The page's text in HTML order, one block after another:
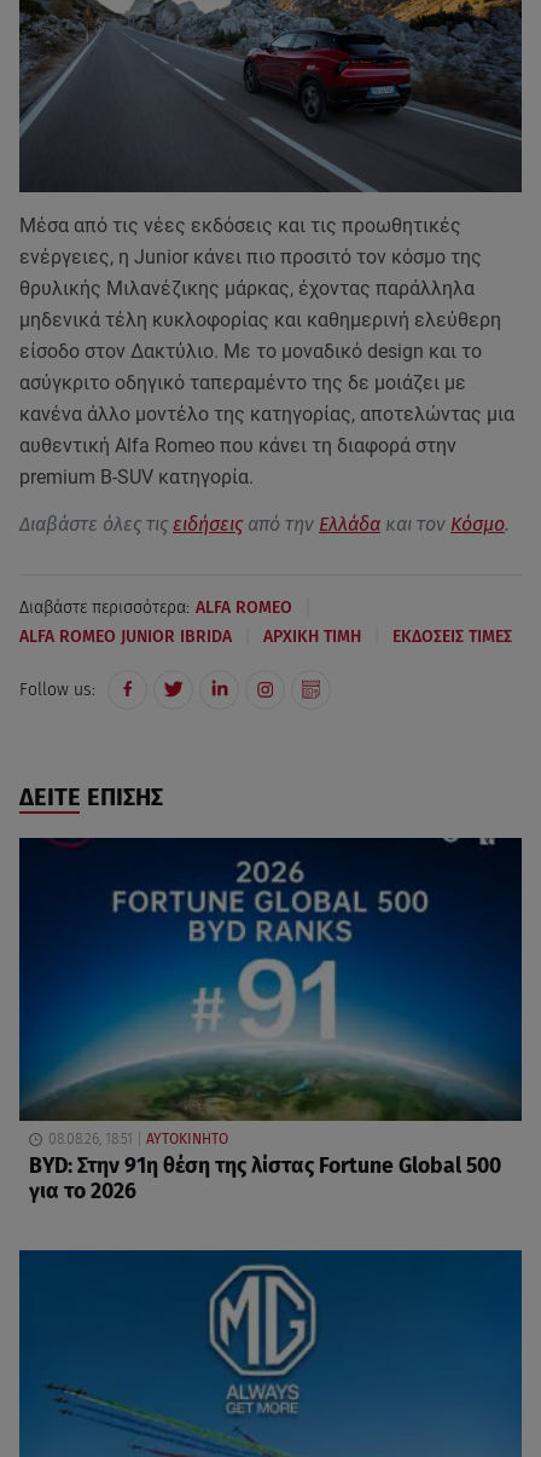
Μέσα από τις νέες εκδόσεις και τις προωθητικές
ενέργειες, η Junior κάνει πιο προσιτό τον κόσμο της
θρυλικής Μιλανέζικης μάρκας, έχοντας παράλληλα
μηδενικά τέλη κυκλοφορίας και καθημερινή ελεύθερη
είσοδο στον Δακτύλιο. Με το μοναδικό design και το
ασύγκριτο οδηγικό ταπεραμέντο της δε μοιάζει με
κανένα άλλο μοντέλο της κατηγορίας, αποτελώντας μια
αυθεντική Alfa Romeo που κάνει τη διαφορά στην
premium B-SUV κατηγορία.
Διαβάστε όλες τις ειδήσεις από την Ελλάδα και τον Κόσμο.
Διαβάστε περισσότερα: ALFA ROMEO
ALFA ROMEO JUNIOR IBRIDA ΑΡΧΙΚΗ ΤΙΜΗ ΕΚΔΟΣΕΙΣ ΤΙΜΕΣ
Follow us:
ΔΕΙΤΕ ΕΠΙΣΗΣ
08.08.26, 18:51 ΑΥΤΟΚΙΝΗΤΟ
BYD: Στην 91η θέση της λίστας Fortune Global 500
για το 2026